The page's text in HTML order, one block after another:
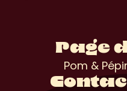
Page
Pom &